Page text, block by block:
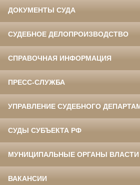
ДОКУМЕНТЫ СУДА
СУДЕБНОЕ ДЕЛОПРОИЗВОДСТВО
СПРАВОЧНАЯ ИНФОРМАЦИЯ
ПРЕСС-СЛУЖБА
УПРАВЛЕНИЕ СУДЕБНОГО
СУДЫ СУБЪЕКТА РФ
МУНИЦИПАЛЬНЫЕ ОРГАНЫ ВЛАСТИ
ВАКАНСИИ